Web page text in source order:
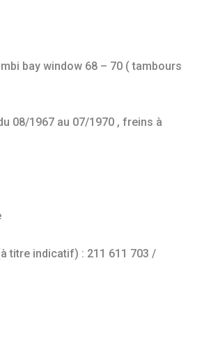
bay window 68 – 70 ( tambours
08/1967 au 07/1970 , freins à
titre indicatif) : 211 611 703 /